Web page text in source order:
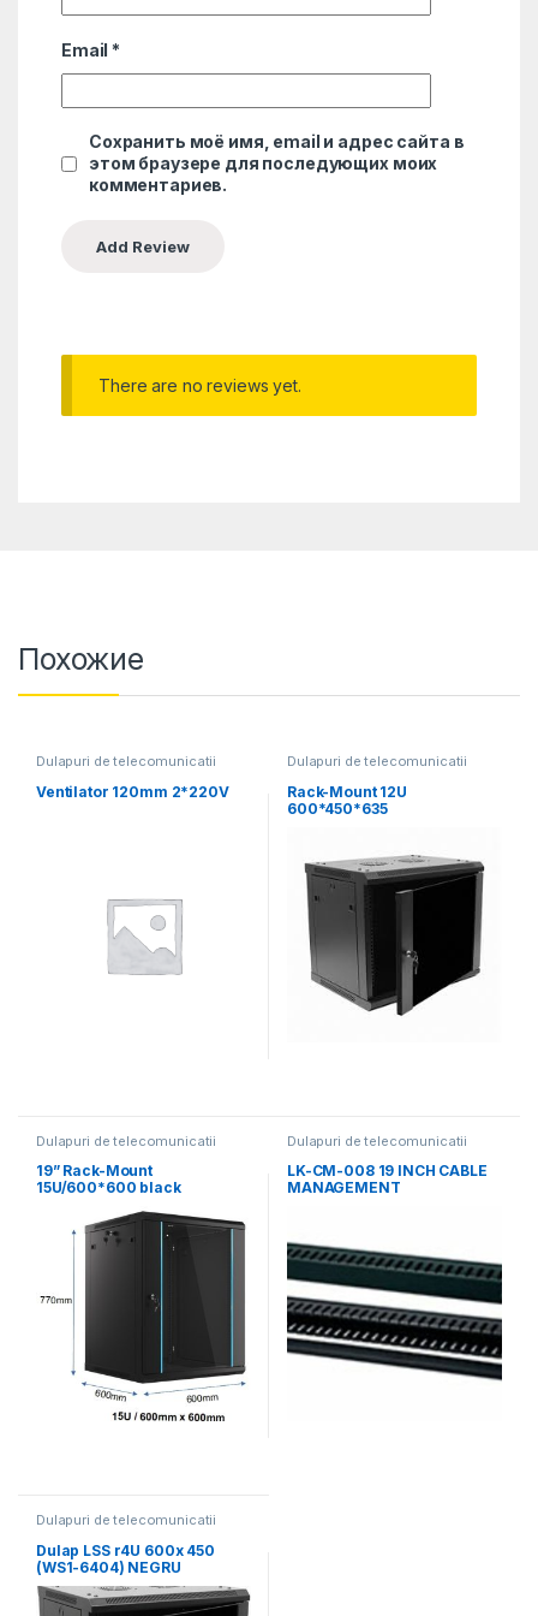
Email *
Сохранить моё имя, email и адрес сайта в
этом браузере для последующих моих
комментариев.
There are no reviews yet.
Похожие
Dulapuri de telecomunicatii
Ventilator 120mm 2*220V
Dulapuri de telecomunicatii
Rack-Mount 12U
600*450*635
Dulapuri de telecomunicatii
19” Rack-Mount
15U/600*600 black
Dulapuri de telecomunicatii
LK-CM-008 19 INCH CABLE
MANAGEMENT
Dulapuri de telecomunicatii
Dulap LSS r4U 600x 450
(WS1-6404) NEGRU